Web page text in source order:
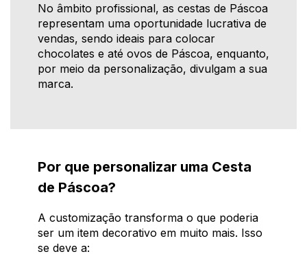
No âmbito profissional, as cestas de Páscoa
representam uma oportunidade lucrativa de
vendas, sendo ideais para colocar
chocolates e até ovos de Páscoa, enquanto,
por meio da personalização, divulgam a sua
marca.
Por que personalizar uma Cesta
de Páscoa?
A customização transforma o que poderia
ser um item decorativo em muito mais. Isso
se deve a: